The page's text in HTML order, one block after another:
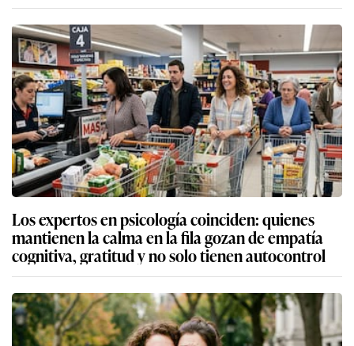
Los expertos en psicología coinciden: quienes
mantienen la calma en la fila gozan de empatía
cognitiva, gratitud y no solo tienen autocontrol